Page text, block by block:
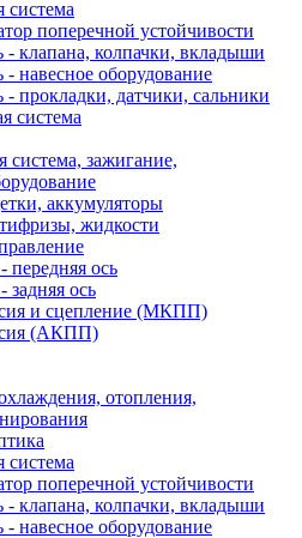
система
поперечной устойчивости
- клапана, колпачки, вкладыши
- навесное оборудование
- прокладки, датчики, сальники
система
система, зажигание,
аккумуляторы
жидкости
передняя ось
задняя ось
и сцепление (МКПП)
(АКПП)
отопления,
система
поперечной устойчивости
- клапана, колпачки, вкладыши
- навесное оборудование